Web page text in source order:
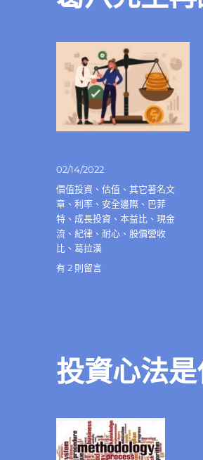
發
佈
日
期:
02/14/2022
分
類
價值投資 、估值 、其它著名文
章 、利率 、 安全邊際 、 巴菲
特 、 成長投資 、本益比 、現金
流 、紀律 、耐心 、 股價營收
比 、 葛拉漢
在
論
「價
值」
格」〉
中
有 2 則留言
投資心法